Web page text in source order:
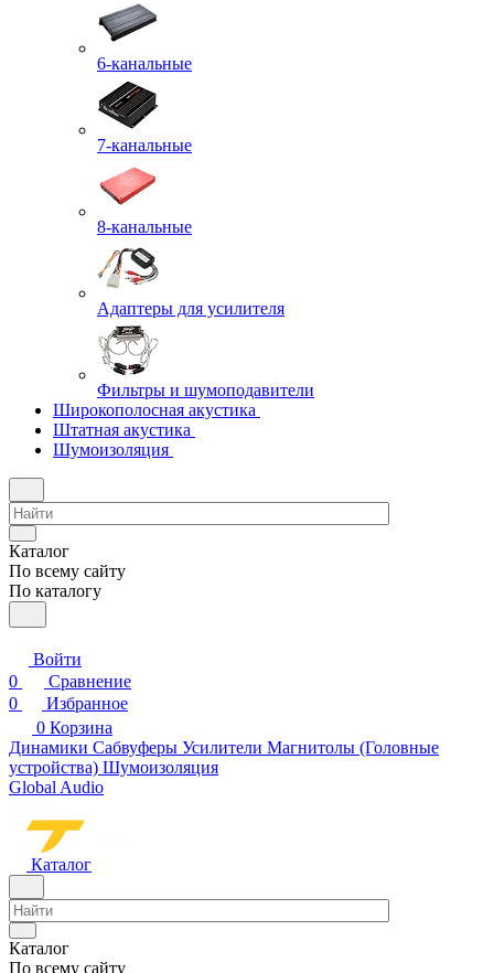
6-канальные
7-канальные
8-канальные
Адаптеры для усилителя
Фильтры и шумоподавители
Широкополосная акустика
Штатная акустика
Шумоизоляция
Каталог
По всему сайту
По каталогу
Войти
0
Сравнение
0
Избранное
0 Корзина
Динамики Сабвуферы Усилители Магнитолы (Головные
устройства) Шумоизоляция
Global Audio
Каталог
Каталог
По всему сайту